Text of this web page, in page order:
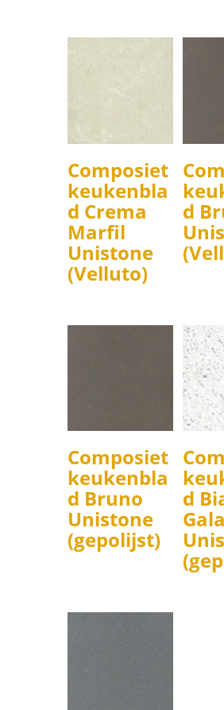
Composiet
keukenbla
d Crema
Marfil
Unistone
(Velluto)
d
Composiet
keukenbla
d Bruno
Unistone
(gepolijst)
d